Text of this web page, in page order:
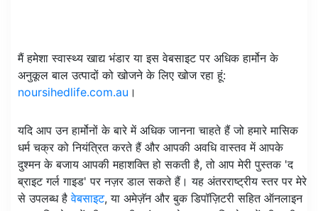
मैं हमेशा स्वास्थ्य खाद्य भंडार या इस वेबसाइट पर अधिक हार्मोन के
अनुकूल बाल उत्पादों को खोजने के लिए खोज रहा हूं:
noursihedlife.com.au ।
यदि आप उन हार्मोनों के बारे में अधिक जानना चाहते हैं जो हमारे मासिक
धर्म चक्र को नियंत्रित करते हैं और आपकी अवधि वास्तव में आपके
दुश्मन के बजाय आपकी महाशक्ति हो सकती है, तो आप मेरी पुस्तक 'द
ब्राइट गर्ल गाइड' पर नज़र डाल सकते हैं। यह अंतरराष्ट्रीय स्तर पर मेरे
से उपलब्ध हैवेबसाइट, या अमेज़ॅन और बुक डिपॉज़िटरी सहित ऑनलाइन